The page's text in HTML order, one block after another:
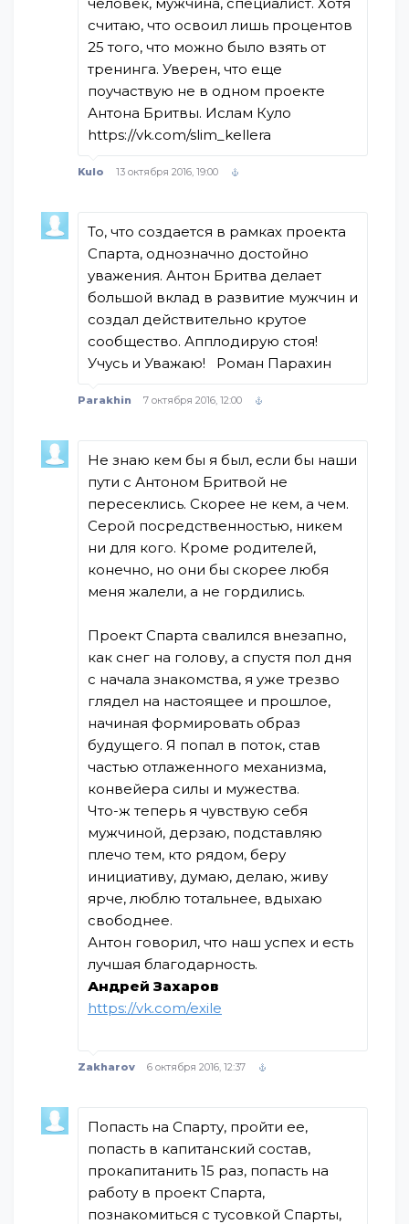
считаю, что освоил лишь процентов
25 того, что можно было взять от
тренинга. Уверен, что еще
поучаствую не в одном проекте
Антона Бритвы. Ислам Куло
https://vk.com/slim_kellera
Kulo 13 октября 2016, 19:00
То, что создается в рамках проекта
Спарта, однозначно достойно
уважения. Антон Бритва делает
большой вклад в развитие мужчин и
создал действительно крутое
сообщество. Апплодирую стоя!
Учусь и Уважаю! Роман Парахин
Parakhin 7 октября 2016, 12:00
Не знаю кем бы я был, если бы наши
пути с Антоном Бритвой не
пересеклись. Скорее не кем, а чем.
Серой посредственностью, никем
ни для кого. Кроме родителей,
конечно, но они бы скорее любя
меня жалели, а не гордились.
Проект Спарта свалился внезапно,
как снег на голову, а спустя пол дня
с начала знакомства, я уже трезво
глядел на настоящее и прошлое,
начиная формировать образ
будущего. Я попал в поток, став
частью отлаженного механизма,
конвейера силы и мужества.
Что-ж теперь я чувствую себя
мужчиной, дерзаю, подставляю
плечо тем, кто рядом, беру
инициативу, думаю, делаю, живу
ярче, люблю тотальнее, вдыхаю
свободнее.
Антон говорил, что наш успех и есть
лучшая благодарность.
Андрей Захаров
https://vk.com/exile
Zakharov 6 октября 2016, 12:37
Попасть на Спарту, пройти ее,
попасть в капитанский состав,
прокапитанить 15 раз, попасть на
работу в проект Спарта,
познакомиться с тусовкой Спарты,